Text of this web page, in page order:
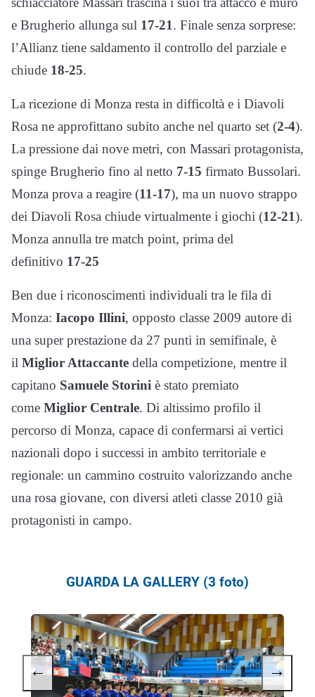
e Brugherio allunga sul 17-21. Finale senza sorprese:
l’Allianz tiene saldamento il controllo del parziale e
chiude 18-25.
La ricezione di Monza resta in difficoltà e i Diavoli
Rosa ne approfittano subito anche nel quarto set (2-4).
La pressione dai nove metri, con Massari protagonista,
spinge Brugherio fino al netto 7-15 firmato Bussolari.
Monza prova a reagire (11-17), ma un nuovo strappo
dei Diavoli Rosa chiude virtualmente i giochi (12-21).
Monza annulla tre match point, prima del
definitivo 17-25
Ben due i riconoscimenti individuali tra le fila di
Monza: Iacopo Illini, opposto classe 2009 autore di
una super prestazione da 27 punti in semifinale, è
il Miglior Attaccante della competizione, mentre il
capitano Samuele Storini è stato premiato
come Miglior Centrale. Di altissimo profilo il
percorso di Monza, capace di confermarsi ai vertici
nazionali dopo i successi in ambito territoriale e
regionale: un cammino costruito valorizzando anche
una rosa giovane, con diversi atleti classe 2010 già
protagonisti in campo.
GUARDA LA GALLERY (3 foto)
← →